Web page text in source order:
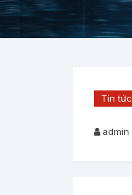
Tin tức
admin